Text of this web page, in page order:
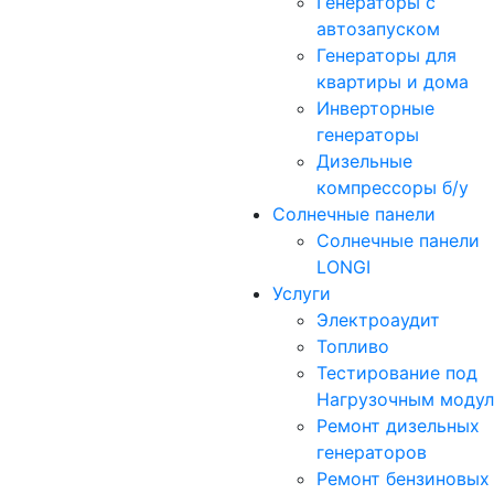
автозапуском
Генераторы для
квартиры и дома
Инверторные
генераторы
Дизельные
компрессоры б/у
Солнечные панели
Солнечные панели
LONGI
Услуги
Электроаудит
Топливо
Тестирование под
Нагрузочным
Ремонт дизельных
генераторов
Ремонт бензиновых